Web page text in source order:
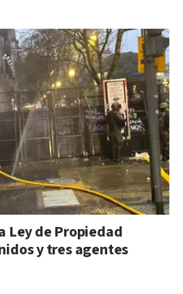
Ley de Propiedad
y tres agentes